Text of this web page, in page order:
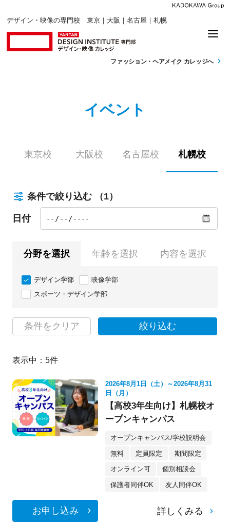
デザイン・映像の専門校 東京｜大阪｜名古屋｜札幌
ファッション・ ヘアメイク カレッジへ
イベント
東京校 大阪校 名古屋校 札幌校
条件で絞り込む （1）
日付
分野を選択 年齢を選択 内容を選択
デザイン学部
映像学部
スポーツ・デザイン学部
条件をクリア 絞り込む
表示中： 5件
2026年8月1日（土）～2026年8月31
日（月）
【高校3年生向け】札幌校オ
ープンキャンパス
オープンキャンパス/学校説明会
無料 定員限定 期間限定
オンライン可 個別相談会
保護者同伴OK 友人同伴OK
お申し込み 詳しくみる